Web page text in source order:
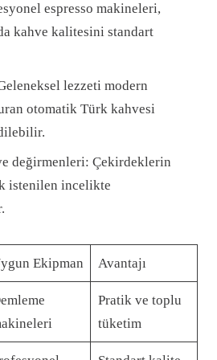
espresso makineleri,
kahve kalitesini standart
lezzeti modern
otomatik Türk kahvesi
değirmenleri: Çekirdeklerin
istenilen incelikte
Ekipman Avantajı
Pratik ve toplu
tüketim